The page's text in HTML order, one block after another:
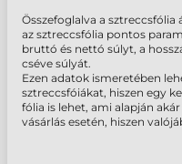
Összefoglalva a sztreccsfólia
az sztreccsfólia pontos
bruttó és nettó súlyt, a
cséve súlyát.
Ezen adatok ismeretében
sztreccsfóiákat, hiszen egy
fólia is lehet, ami alapján
vásárlás esetén, hiszen